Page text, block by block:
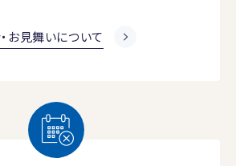
お見舞いについて